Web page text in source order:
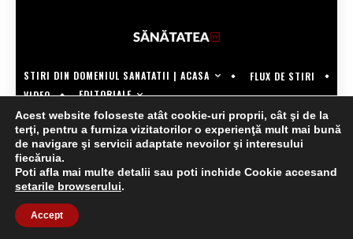
STIRI DIN DOMENIUL SANATATII | ACASA
FLUX DE STIRI
VIDEO
EDITORIALE
COPYRIGHT @SANATATEATV | MADE BY WECREATE.TECH
Acest website foloseste atât cookie-uri proprii, cât şi de la
terţi, pentru a furniza vizitatorilor o experienţă mult mai bună
de navigare şi servicii adaptate nevoilor şi interesului
fiecăruia.
Poti afla mai multe detalii sau poti inchide Cookie accesand
setarile browserului.
Accept